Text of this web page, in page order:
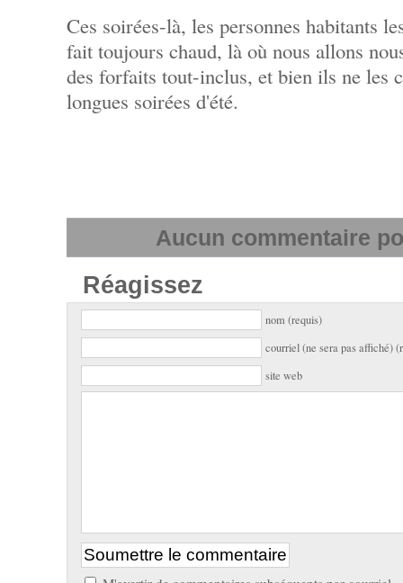
Ces soirées-là, les personnes habitants
fait toujours chaud, là où nous allons
des forfaits tout-inclus, et bien ils ne les
longues soirées d'été.
Aucun commentaire
Réagissez
nom (requis)
courriel (ne sera pas affiché)
site web